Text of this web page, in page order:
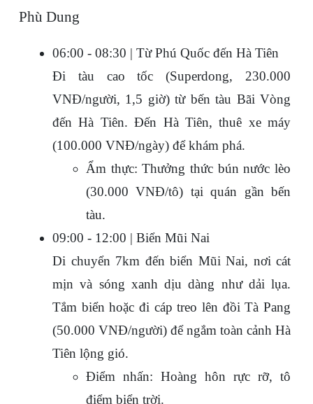
Phù Dung
06:00 - 08:30 | Từ Phú Quốc đến Hà Tiên
Đi tàu cao tốc (Superdong, 230.000
VNĐ/người, 1,5 giờ) từ bến tàu Bãi Vòng
đến Hà Tiên. Đến Hà Tiên, thuê xe máy
(100.000 VNĐ/ngày) để khám phá.
Ẩm thực: Thưởng thức bún nước lèo
(30.000 VNĐ/tô) tại quán gần bến
tàu.
09:00 - 12:00 | Biển Mũi Nai
Di chuyển 7km đến biển Mũi Nai, nơi cát
mịn và sóng xanh dịu dàng như dải lụa.
Tắm biển hoặc đi cáp treo lên đồi Tà Pang
(50.000 VNĐ/người) để ngắm toàn cảnh Hà
Tiên lộng gió.
Điểm nhấn: Hoàng hôn rực rỡ, tô
điểm biển trời.